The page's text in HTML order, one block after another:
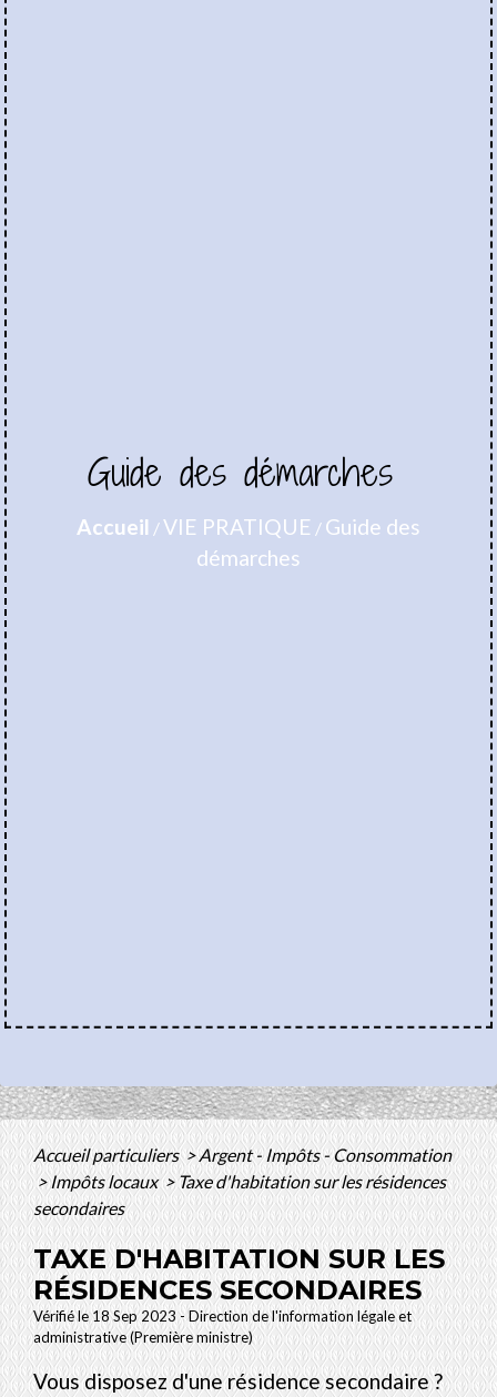
Guide des démarches
Accueil /VIE PRATIQUE / Guide des
démarches
Accueil particuliers>Argent - Impôts - Consommation
>Impôts locaux> Taxe d'habitation sur les résidences
secondaires
TAXE D'HABITATION SUR LES
RÉSIDENCES SECONDAIRES
Vérifié le 18 Sep 2023 - Direction de l'information légale et
administrative (Première ministre)
Vous disposez d'une résidence secondaire ?